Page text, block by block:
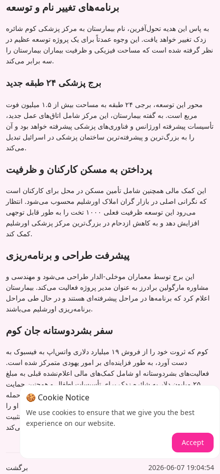
برنامه‌های تغییر نام و توسعه
به پاس این هدیه تحول‌آفرین، نام بیمارستان به مرکز پزشکی کوم شائره
زدک تغییر خواهد یافت. این وجوه عمدتاً برای یک پروژه توسعه عظیم در
نظر گرفته شده است که مساحت فیزیکی و ظرفیت بیماران بیمارستان را
سه برابر می‌کند.
برج پزشکی ۲۴ طبقه جدید
محور این توسعه، برجی ۲۴ طبقه به مساحت بیش از ۱.۵ میلیون فوت
مربع است. به گفته بیمارستان، این مرکز شامل اتاق‌های عمل جدید،
تأسیسات پیشرفته اورژانس و فناوری‌های پزشکی پیشرفته خواهد بود و آن
را به بزرگ‌ترین و پیشرفته‌ترین ساختمان پزشکی در اسرائیل تبدیل
می‌کند.
پرداختن به مسکن کارکنان و ظرفیت
این کمک مالی همچنین شامل تأمین مسکن در محل برای کارکنان است
که نگرانی اصلی در بازار گران املاک اورشلیم محسوب می‌شود. انتظار
می‌رود این توسعه ظرفیت فعلی ۱۰۰۰ تخت را به طور قابل توجهی
افزایش دهد و به کاهش ازدحام در بزرگ‌ترین مرکز پزشکی اورشلیم
کمک کند.
پیشرفت طراحی و برنامه‌ریزی
این برج توسط معماران موخلی-الدار طراحی می‌شود و مهندسی و
مشاوره مارگولین برادرز به عنوان مدیر پروژه فعالیت می‌کند. بیمارستان
اعلام کرد که برنامه‌ها در مراحل پیشرفته‌ای هستند و در حال طی مراحل
برنامه‌ریزی اورشلیم می‌باشند.
سفر بشردوستانه جان کوم
کوم که ثروت خود را از فروش ۱۹ میلیارد دلاری واتس‌اپ به فیسبوک به
دست آورد، به طور فزاینده‌ای بر امور یهودی متمرکز شده است.
فعالیت‌های بشردوستانه او شامل کمک‌های مالی اعلام‌نشده قبلی به مبلغ
۲۵ میلیون دلار به شائره زدک برای تأسیسات اطفال و همچنین حمایت
قابل توجه از سازمان‌های یهودی برای کمک به اوکراین پس از حمله
روسیه در سال ۲۰۲۲ است. این هدیه ۲۰۰ میلیون دلاری جدید میراث او را
به عنوان یکی از مهم‌ترین خیرین مراقبت‌های بهداشتی اسرائیل تثبیت
می‌کند.
برگشت 2026-06-07 19:04:54
🍪 Cookie Notice
We use cookies to ensure that we give you the best
experience on our website.
Accept